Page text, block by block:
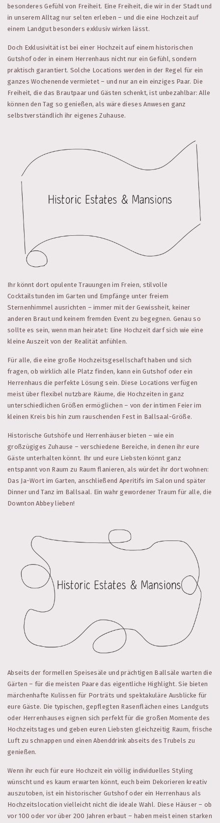
besonderes Gefühl von Freiheit. Eine Freiheit, die wir in der Stadt und
in unserem Alltag nur selten erleben – und die eine Hochzeit auf
einem Landgut besonders exklusiv wirken lässt.
Doch Exklusivität ist bei einer Hochzeit auf einem historischen
Gutshof oder in einem Herrenhaus nicht nur ein Gefühl, sondern
praktisch garantiert. Solche Locations werden in der Regel für ein
ganzes Wochenende vermietet – und nur an ein einziges Paar. Die
Freiheit, die das Brautpaar und Gästen schenkt, ist unbezahlbar: Alle
können den Tag so genießen, als wäre dieses Anwesen ganz
selbstverständlich ihr eigenes Zuhause.
Ihr könnt dort opulente Trauungen im Freien, stilvolle
Cocktailstunden im Garten und Empfänge unter freiem
Sternenhimmel ausrichten – immer mit der Gewissheit, keiner
anderen Braut und keinem fremden Event zu begegnen. Genau so
sollte es sein, wenn man heiratet: Eine Hochzeit darf sich wie eine
kleine Auszeit von der Realität anfühlen.
Für alle, die eine große Hochzeitsgesellschaft haben und sich
fragen, ob wirklich alle Platz finden, kann ein Gutshof oder ein
Herrenhaus die perfekte Lösung sein. Diese Locations verfügen
meist über flexibel nutzbare Räume, die Hochzeiten in ganz
unterschiedlichen Größen ermöglichen – von der intimen Feier im
kleinen Kreis bis hin zum rauschenden Fest in Ballsaal-Größe.
Historische Gutshöfe und Herrenhäuser bieten – wie ein
großzügiges Zuhause – verschiedene Bereiche, in denen ihr eure
Gäste unterhalten könnt. Ihr und eure Liebsten könnt ganz
entspannt von Raum zu Raum flanieren, als würdet ihr dort wohnen:
Das Ja-Wort im Garten, anschließend Aperitifs im Salon und später
Dinner und Tanz im Ballsaal. Ein wahr gewordener Traum für alle, die
Downton Abbey lieben!
Abseits der formellen Speisesäle und prächtigen Ballsäle warten die
Gärten – für die meisten Paare das eigentliche Highlight. Sie bieten
märchenhafte Kulissen für Porträts und spektakuläre Ausblicke für
eure Gäste. Die typischen, gepflegten Rasenflächen eines Landguts
oder Herrenhauses eignen sich perfekt für die großen Momente des
Hochzeitstages und geben euren Liebsten gleichzeitig Raum, frische
Luft zu schnappen und einen Abenddrink abseits des Trubels zu
genießen.
Wenn ihr euch für eure Hochzeit ein völlig individuelles Styling
wünscht und es kaum erwarten könnt, euch beim Dekorieren kreativ
auszutoben, ist ein historischer Gutshof oder ein Herrenhaus als
Hochzeitslocation vielleicht nicht die ideale Wahl. Diese Häuser – ob
vor 100 oder vor über 200 Jahren erbaut – haben meist einen starken